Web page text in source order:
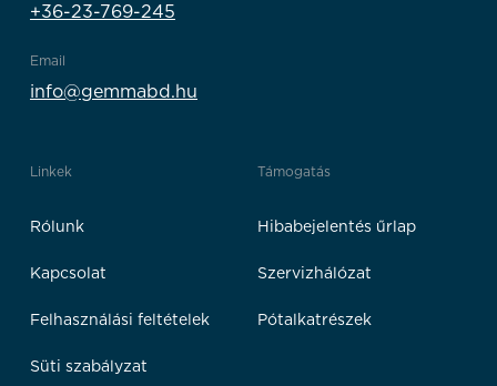
+36-23-769-245
Email
info@gemmabd.hu
Linkek
Rólunk
Kapcsolat
Felhasználási feltételek
Süti szabályzat
Támogatás
Hibabejelentés űrlap
Szervizhálózat
Pótalkatrészek